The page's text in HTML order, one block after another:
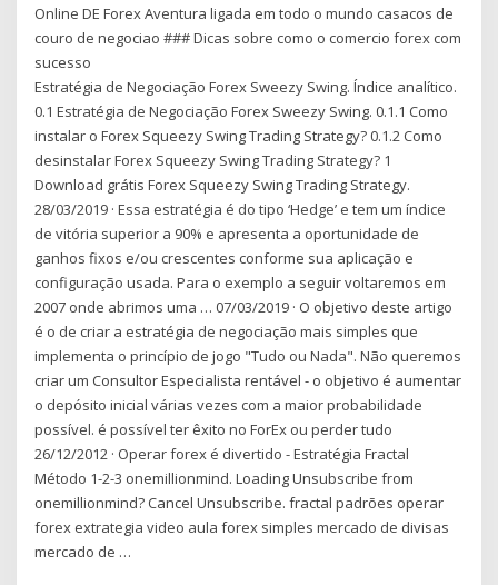
Online DE Forex Aventura ligada em todo o mundo casacos de
couro de negociao ### Dicas sobre como o comercio forex com
sucesso
Estratégia de Negociação Forex Sweezy Swing. Índice analítico.
0.1 Estratégia de Negociação Forex Sweezy Swing. 0.1.1 Como
instalar o Forex Squeezy Swing Trading Strategy? 0.1.2 Como
desinstalar Forex Squeezy Swing Trading Strategy? 1
Download grátis Forex Squeezy Swing Trading Strategy.
28/03/2019 · Essa estratégia é do tipo ‘Hedge’ e tem um índice
de vitória superior a 90% e apresenta a oportunidade de
ganhos fixos e/ou crescentes conforme sua aplicação e
configuração usada. Para o exemplo a seguir voltaremos em
2007 onde abrimos uma … 07/03/2019 · O objetivo deste artigo
é o de criar a estratégia de negociação mais simples que
implementa o princípio de jogo "Tudo ou Nada". Não queremos
criar um Consultor Especialista rentável - o objetivo é aumentar
o depósito inicial várias vezes com a maior probabilidade
possível. é possível ter êxito no ForEx ou perder tudo
26/12/2012 · Operar forex é divertido - Estratégia Fractal
Método 1-2-3 onemillionmind. Loading Unsubscribe from
onemillionmind? Cancel Unsubscribe. fractal padrões operar
forex extrategia video aula forex simples mercado de divisas
mercado de …